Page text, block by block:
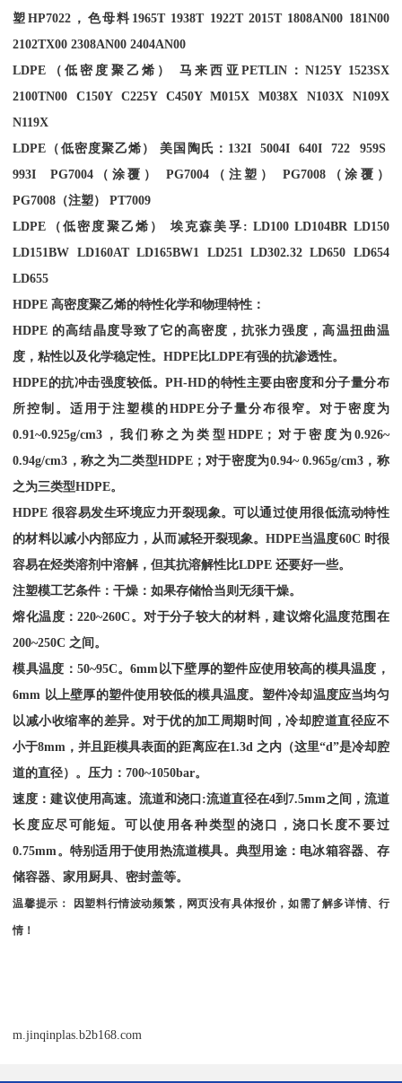
塑 HP7022，色母料 1965T 1938T 1922T 2015T 1808AN00 181N00
2102TX00 2308AN00 2404AN00
LDPE （低密度聚乙烯） 马来西亚 PETLIN：N125Y 1523SX
2100TN00 C150Y C225Y C450Y M015X M038X N103X N109X
N119X
LDPE （低密度聚乙烯） 美国陶氏： 132I 5004I 640I 722 959S
993I PG7004（涂覆）PG7004 （注塑）PG7008 （涂覆）
PG7008 （注塑）
PT7009
LDPE （低密度聚乙烯） 埃克森美孚 : LD100 LD104BR LD150
LD151BW LD160AT LD165BW1 LD251 LD302.32 LD650 LD654
LD655
HDPE高密度聚乙烯的特性化学和物理特性：
HDPE 的高结晶度导致了它的高密度，抗张力强度，高温扭曲温
度，粘性以及化学稳定性。HDPE 比LDPE有强的抗渗透性。
HDPE的抗冲击强度较低。PH-HD的特性主要由密度和分子量分布
所控制。适用于注塑模的HDPE分子量分布很窄。对于密度为
0.91~0.925g/cm3 ，我们称之为类型 HDPE；对于密度为 0.926~
0.94g/cm3 ，称之为二类型HDPE；对于密度为0.94~ 0.965g/cm3 ，称
之为三类型HDPE。
HDPE 很容易发生环境应力开裂现象。可以通过使用很低流动特性
的材料以减小内部应力，从而减轻开裂现象。HDPE当温度60C 时很
容易在烃类溶剂中溶解，但其抗溶解性比LDPE还要好一些。
注塑模工艺条件：干燥：如果存储恰当则无须干燥。
熔化温度：220~260C 。对于分子较大的材料，建议熔化温度范围在
200~250C 之间。
模具温度： 50~95C。6mm 以下壁厚的塑件应使用较高的模具温度，
6mm 以上壁厚的塑件使用较低的模具温度。塑件冷却温度应当均匀
以减小收缩率的差异。对于优的加工周期时间，冷却腔道直径应不
小于8mm ，并且距模具表面的距离应在1.3d 之内（这里“d”是冷却腔
道的直径）。压力：700~1050bar。
速度：建议使用高速。流道和浇口 :流道直径在4到7.5mm 之间，流道
长度应尽可能短。可以使用各种类型的浇口，浇口长度不要过
0.75mm 。特别适用于使用热流道模具。典型用途：电冰箱容器、存
储容器、家用厨具、密封盖等。
温馨提示： 因塑料行情波动频繁，网页没有具体报价，如需了解多详情、行
情！
m.jinqinplas.b2b168.com